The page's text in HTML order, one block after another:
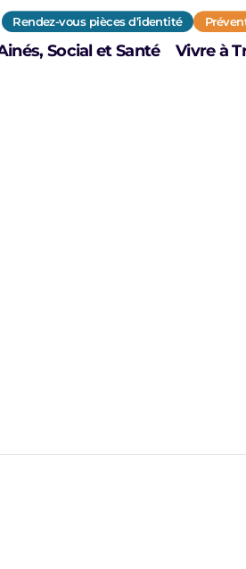
Social et Santé Vivre à
Rendez-vous pièces d’identité